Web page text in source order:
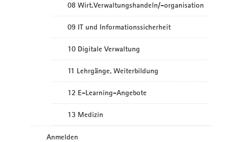
08 Wirt.Verwaltungshandeln/-organisation
09 IT und Informationssicherheit
10 Digitale Verwaltung
11 Lehrgänge, Weiterbildung
12 E-Learning-Angebote
13 Medizin
Anmelden